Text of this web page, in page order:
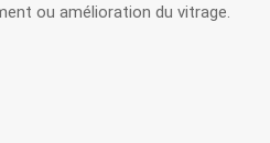
ou amélioration du vitrage.